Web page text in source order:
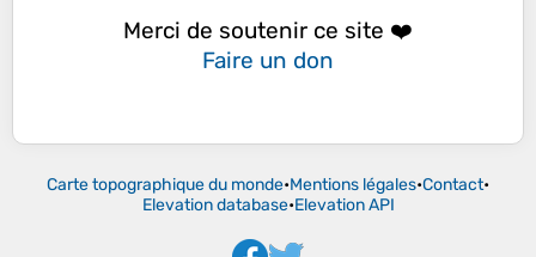
Merci de soutenir ce site ❤️
Faire un don
Carte topographique du monde•Mentions légales•Contact•
Elevation database•Elevation API